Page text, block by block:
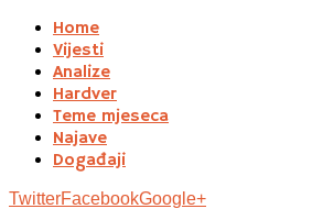
Home
Vijesti
Analize
Hardver
Teme mjeseca
Najave
Događaji
TwitterFacebookGoogle+